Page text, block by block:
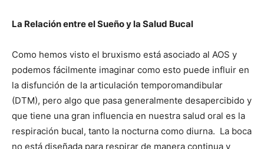
La Relación entre el Sueño y la Salud Bucal
Como hemos visto el bruxismo está asociado al AOS y
podemos fácilmente imaginar como esto puede influir en
la disfunción de la articulación temporomandibular
(DTM), pero algo que pasa generalmente desapercibido y
que tiene una gran influencia en nuestra salud oral es la
respiración bucal, tanto la nocturna como diurna. La boca
no está diseñada para respirar de manera continua y